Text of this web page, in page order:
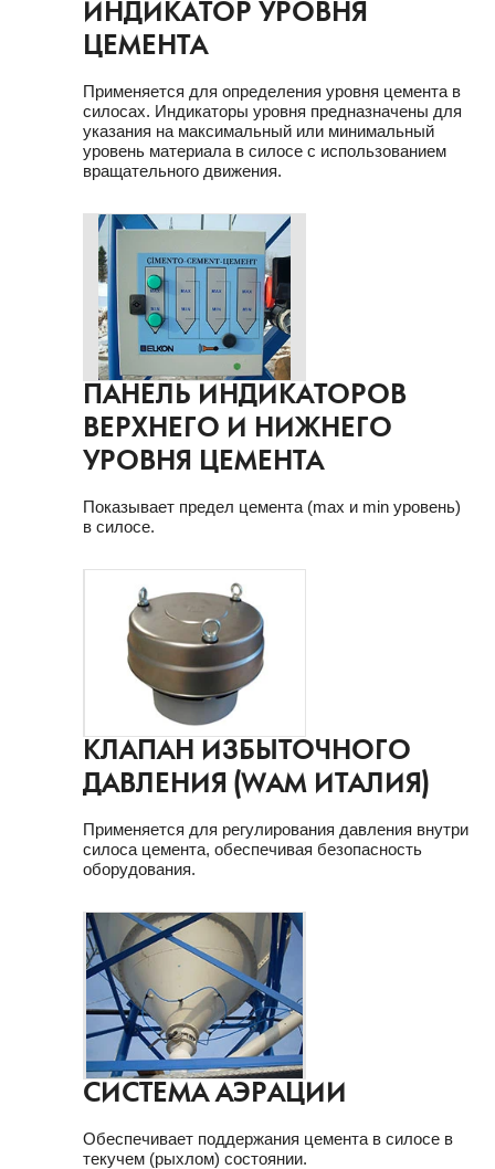
ИНДИКАТОР УРОВНЯ
ЦЕМЕНТА
Применяется для определения уровня цемента в
силосах. Индикаторы уровня предназначены для
указания на максимальный или минимальный
уровень материала в силосе с использованием
вращательного движения.
ПАНЕЛЬ ИНДИКАТОРОВ
ВЕРХНЕГО И НИЖНЕГО
УРОВНЯ ЦЕМЕНТА
Показывает предел цемента (max и min уровень)
в силосе.
КЛАПАН ИЗБЫТОЧНОГО
ДАВЛЕНИЯ (WAM ИТАЛИЯ)
Применяется для регулирования давления внутри
силоса цемента, обеспечивая безопасность
оборудования.
СИСТЕМА АЭРАЦИИ
Обеспечивает поддержания цемента в силосе в
текучем (рыхлом) состоянии.